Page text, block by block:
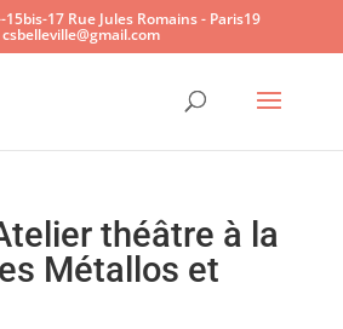
Ouvrir
15bis-17 Rue Jules Romains - Paris19
csbelleville@gmail.com
théâtre à la
Métallos et